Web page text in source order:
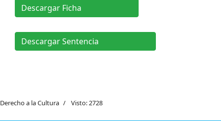
Descargar Ficha
Descargar Sentencia
Derecho a la Cultura Visto: 2728